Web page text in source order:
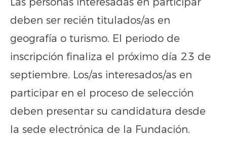
deben ser recién titulados/as en
geografía o turismo. El periodo de
inscripción finaliza el próximo día 23 de
septiembre. Los/as interesados/as en
participar en el proceso de selección
deben presentar su candidatura desde
la sede electrónica de la Fundación.